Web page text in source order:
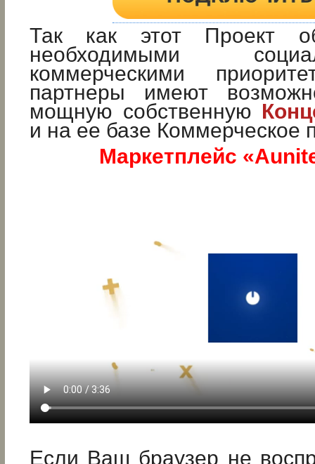
Так как этот Проект
необходимыми
коммерческими
партнеры имеют
мощную собственную
и на ее базе Коммерческое
Маркетплейс
Если Ваш браузер не